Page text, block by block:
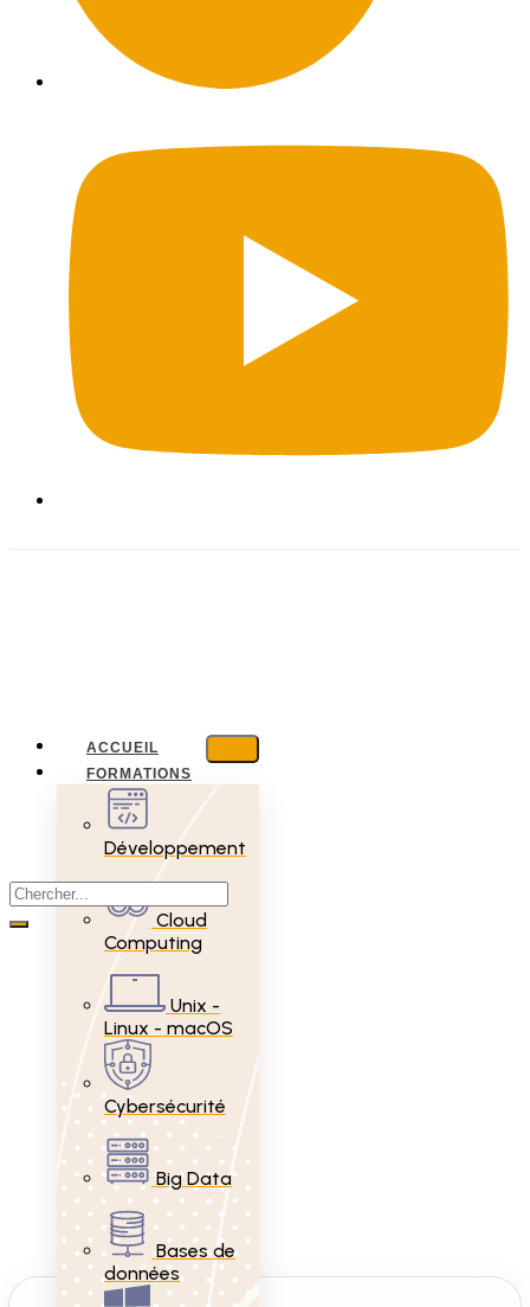
ACCUEIL
FORMATIONS
Développement
Cloud
Computing
Unix -
Linux - macOS
Cybersécurité
Big Data
Bases de
données